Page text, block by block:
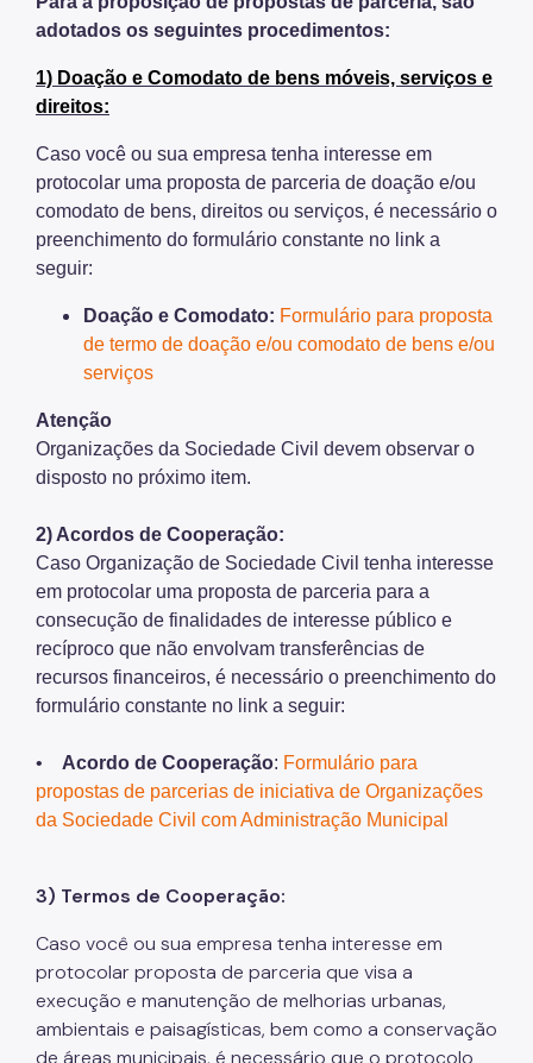
Projetos Urbanos
Informações Ambientais
Licenciamento Ambiental Industrial
Licenciamento Ambiental Não-Industrial
Heliponto
Áreas Contaminadas
Estudos Ambientais
TCA - Termo de Compromisso Ambiental
Motogeradores
IPVA
Fiscalização Ambiental
Defesa e Valorização Ambiental
TAC - Termo de Ajustamento de Conduta
Comitê do Clima
Inventário de GEE
Planos
Mata Atlântica
adotados os seguintes procedimentos:
1) Doação e Comodato de bens móveis, serviços e
direitos:
Caso você ou sua empresa tenha interesse em
protocolar uma proposta de parceria de doação e/ou
comodato de bens, direitos ou serviços, é necessário o
preenchimento do formulário constante no link a
seguir:
Doação e Comodato: Formulário para proposta
de termo de doação e/ou comodato de bens e/ou
serviços
Atenção
Organizações da Sociedade Civil devem observar o
disposto no próximo item.
2) Acordos de Cooperação:
Caso Organização de Sociedade Civil tenha interesse
em protocolar uma proposta de parceria para a
consecução de finalidades de interesse público e
recíproco que não envolvam transferências de
recursos financeiros, é necessário o preenchimento do
formulário constante no link a seguir:
• Acordo de Cooperação: Formulário para
propostas de parcerias de iniciativa de Organizações
da Sociedade Civil com Administração Municipal
3) Termos de Cooperação:
Caso você ou sua empresa tenha interesse em
protocolar proposta de parceria que visa a
execução e manutenção de melhorias urbanas,
ambientais e paisagísticas, bem como a conservação
de áreas municipais, é necessário que o protocolo